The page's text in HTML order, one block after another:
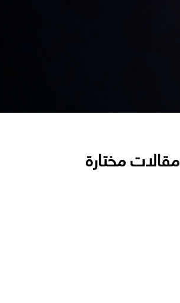
مقالات مختارة